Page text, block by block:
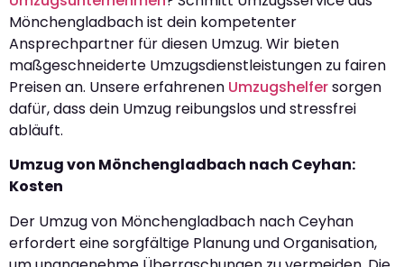
Mönchengladbach ist dein kompetenter
Ansprechpartner für diesen Umzug. Wir bieten
maßgeschneiderte Umzugsdienstleistungen zu fairen
Preisen an. Unsere erfahrenen Umzugshelfersorgen
dafür, dass dein Umzug reibungslos und stressfrei
abläuft.
Umzug von Mönchengladbach nach Ceyhan:
Kosten
Der Umzug von Mönchengladbach nach Ceyhan
erfordert eine sorgfältige Planung und Organisation,